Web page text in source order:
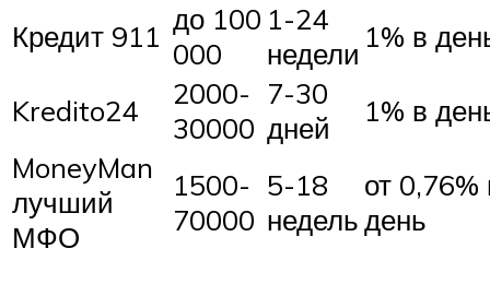
Кредит 911 до 100
000
1-24
недели 1% в
Kredito24
2000-
30000
7-30
дней
1% в
MoneyMan
лучший
МФО
1500-
70000
5-18
недель
от 0,76%
день